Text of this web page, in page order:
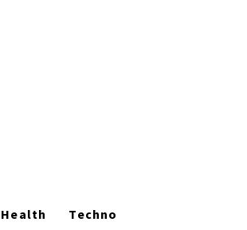
Health Techno